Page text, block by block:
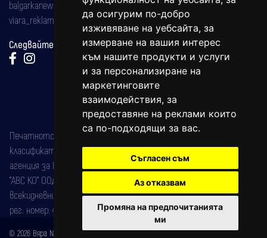
да осигурим по-добро
изживяване на уебсайта, за
измерване на вашия интерес
към нашите продукти и услуги
и за персонализиране на
маркетинговите
взаимодействия, за
предоставяне на реклами които
са по-подходящи за вас.
Съгласен съм
Аз отказвам
Промяна на предпочитанията
ми
balgarkanews@gmail.com
viara_reklama@mail.bg
Следвайте ни:
Печатното издание на вестника е регистрирано в националния
класификатор на печатните издания (Българска национална
агенция за ISSN) под номер: ISSN 1312-4722.
"АВС КО" ООД е притежател на марката: Вяра информационен
всекидневник на югозападна България, със свидетелство за марка
рег. номер: 47857/11.05.2004 година.
© 2026 Вяра News Всички права запазени!